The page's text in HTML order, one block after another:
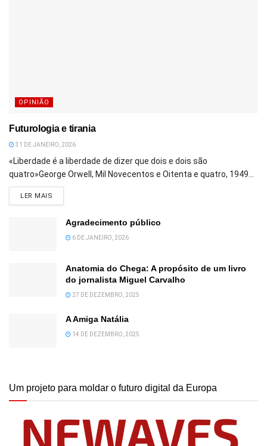
OPINIÃO
Futurologia e tirania
31 DE JANEIRO, 2026
«Liberdade é a liberdade de dizer que dois e dois são
quatro»George Orwell, Mil Novecentos e Oitenta e quatro, 1949...
LER MAIS
Agradecimento público
6 DE JANEIRO, 2026
Anatomia do Chega: A propósito de um livro
do jornalista Miguel Carvalho
27 DE DEZEMBRO, 2025
A Amiga Natália
14 DE DEZEMBRO, 2025
Um projeto para moldar o futuro digital da Europa